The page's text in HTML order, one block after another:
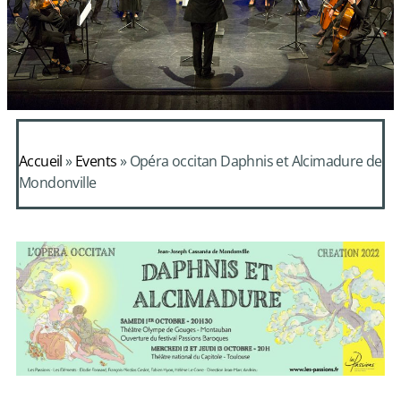
Accueil»Events»Opéra occitan Daphnis et Alcimadure de
Mondonville